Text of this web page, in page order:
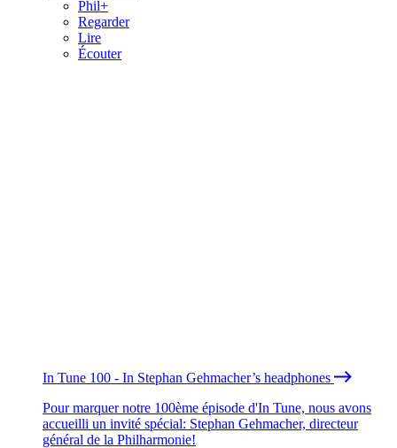
Phil+
Regarder
Lire
Écouter
In Tune 100 - In Stephan Gehmacher’s headphones
Pour marquer notre 100ème épisode d'In Tune, nous avons
accueilli un invité spécial: Stephan Gehmacher, directeur
général de la Philharmonie!